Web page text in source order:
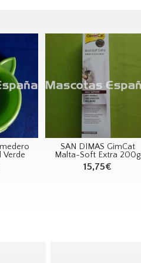
Verde
SAN DIMAS GimCat
Malta-Soft Extra 200g
15,75€